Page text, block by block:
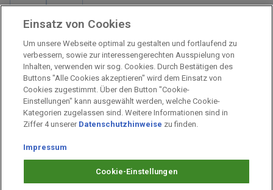
Verkauf und Versand
Kostenloser Versand:
Verkauf und Versand durch:
Verkauf Gutscheine durch:
Sicher einkaufen
Prämien Impressum
Prämien Datenschutz
Einsatz von Cookies
Um unsere Webseite optimal zu gestalten und fortlaufend zu
verbessern, sowie zur interessengerechten Ausspielung von
Inhalten, verwenden wir sog. Cookies. Durch Bestätigen des
Buttons "Alle Cookies akzeptieren" wird dem Einsatz von
Cookies zugestimmt. Über den Button "Cookie-
Einstellungen" kann ausgewählt werden, welche Cookie-
Kategorien zugelassen sind. Weitere Informationen sind in
Ziffer 4 unserer Datenschutzhinweise zu finden.
Impressum
Cookie-Einstellungen